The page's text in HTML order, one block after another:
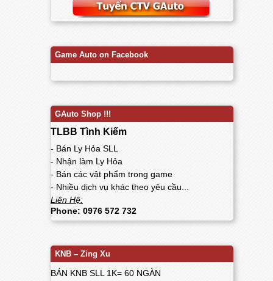
Game Auto on Facebook
GAuto Shop !!!
TLBB Tình Kiếm
- Bán Ly Hỏa SLL
- Nhận làm Ly Hỏa
- Bán các vật phẩm trong game
- Nhiều dịch vụ khác theo yêu cầu...
Liên Hệ:
Phone: 0976 572 732
KNB – Zing Xu
BÁN KNB SLL 1K= 60 NGÀN